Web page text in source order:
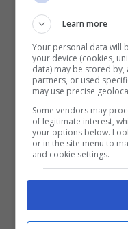
avere vestiti più
senza l’uso di
danneggiare gli
molto. Sarà
due foglie di
aromatica
iniziare il ciclo di
può usare una
evitare che le
Learn more
Your personal data will
your device (cookies,
data) may be stored by,
partners, or used
may use precise
Some vendors may
of legitimate interest,
your options below.
or in the site menu to
and cookie settings.